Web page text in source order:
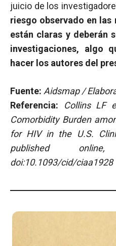
juicio de los
riesgo observado en las
están claras y deberán
investigaciones, algo
hacer los autores del
Fuente: Aidsmap /
Referencia:
Collins LF
Comorbidity Burden
for HIV in the U.S.
published
doi:10.1093/cid/ciaa1928